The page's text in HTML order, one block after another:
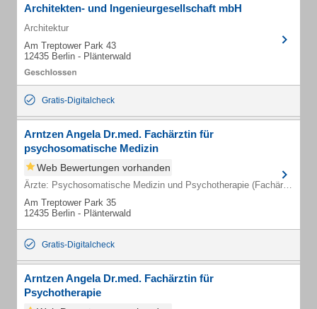
Architekten- und Ingenieurgesellschaft mbH
Architektur
Am Treptower Park 43
12435 Berlin - Plänterwald
Gratis-Digitalcheck
Arntzen Angela Dr.med. Fachärztin für
psychosomatische Medizin
Web Bewertungen vorhanden
Ärzte: Psychosomatische Medizin und Psychotherapie (Fachärzte)
Am Treptower Park 35
12435 Berlin - Plänterwald
Gratis-Digitalcheck
Arntzen Angela Dr.med. Fachärztin für
Psychotherapie